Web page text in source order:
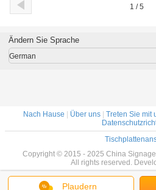
1 / 5
Plaudern
Ändern Sie Sprache
German
Nach Hause Über uns| Treten Sie mit
Copyright © 2015 - 2025 China
All rights reserved.